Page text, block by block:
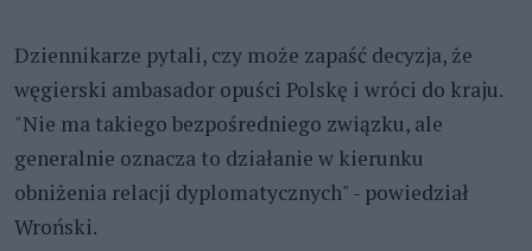
Dziennikarze pytali, czy może zapaść decyzja, że
węgierski ambasador opuści Polskę i wróci do kraju.
"Nie ma takiego bezpośredniego związku, ale
generalnie oznacza to działanie w kierunku
obniżenia relacji dyplomatycznych" - powiedział
Wroński.